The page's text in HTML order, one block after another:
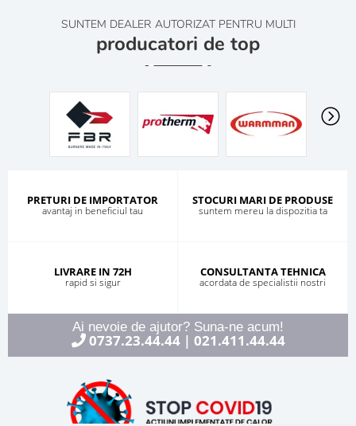
SUNTEM DEALER AUTORIZAT PENTRU MULTI
producatori de top
PRETURI DE IMPORTATOR
avantaj in beneficiul tau
STOCURI MARI DE PRODUSE
suntem mereu la dispozitia ta
LIVRARE IN 72H
rapid si sigur
CONSULTANTA TEHNICA
acordata de specialistii nostri
Ai nevoie de ajutor? Suna-ne acum!
0737.23.44.44| 021.411.44.44